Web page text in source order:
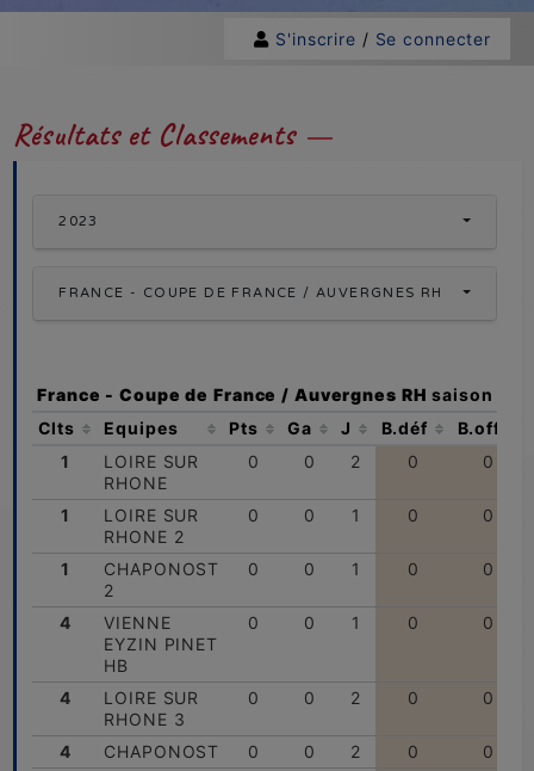
S'inscrire / Se connecter
Résultats et Classements
2023
FRANCE - COUPE DE FRANCE / AUVERGNES RH
France - Coupe de France / Auvergnes RH saison
Clts
Equipes Pts Ga J B.déf B.off
1
LOIRE SUR
RHONE
0 0 2 0 0
1
LOIRE SUR
RHONE 2
0 0 1 0 0
1
CHAPONOST
2
0 0 1 0 0
4
VIENNE
EYZIN PINET
HB
0 0 1 0 0
4
LOIRE SUR
RHONE 3
0 0 2 0 0
4 CHAPONOST 0 0 2 0
0